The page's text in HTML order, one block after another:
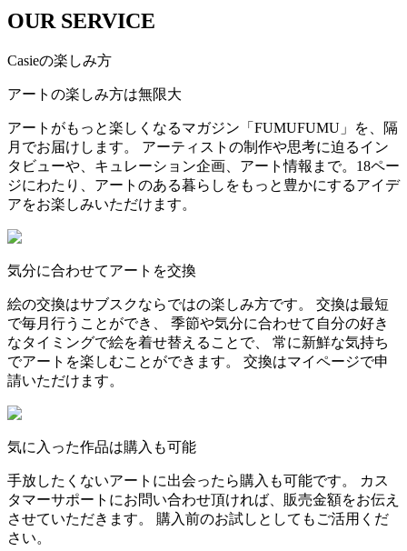
OUR SERVICE
Casieの楽しみ方
アートの楽しみ方は無限大
アートがもっと楽しくなるマガジン「FUMUFUMU」を、隔
月でお届けします。 アーティストの制作や思考に迫るイン
タビューや、キュレーション企画、アート情報まで。18ペー
ジにわたり、アートのある暮らしをもっと豊かにするアイデ
アをお楽しみいただけます。
気分に合わせてアートを交換
絵の交換はサブスクならではの楽しみ方です。 交換は最短
で毎月行うことができ、 季節や気分に合わせて自分の好き
なタイミングで絵を着せ替えることで、 常に新鮮な気持ち
でアートを楽しむことができます。 交換はマイページで申
請いただけます。
気に入った作品は購入も可能
手放したくないアートに出会ったら購入も可能です。 カス
タマーサポートにお問い合わせ頂ければ、販売金額をお伝え
させていただきます。 購入前のお試しとしてもご活用くだ
さい。